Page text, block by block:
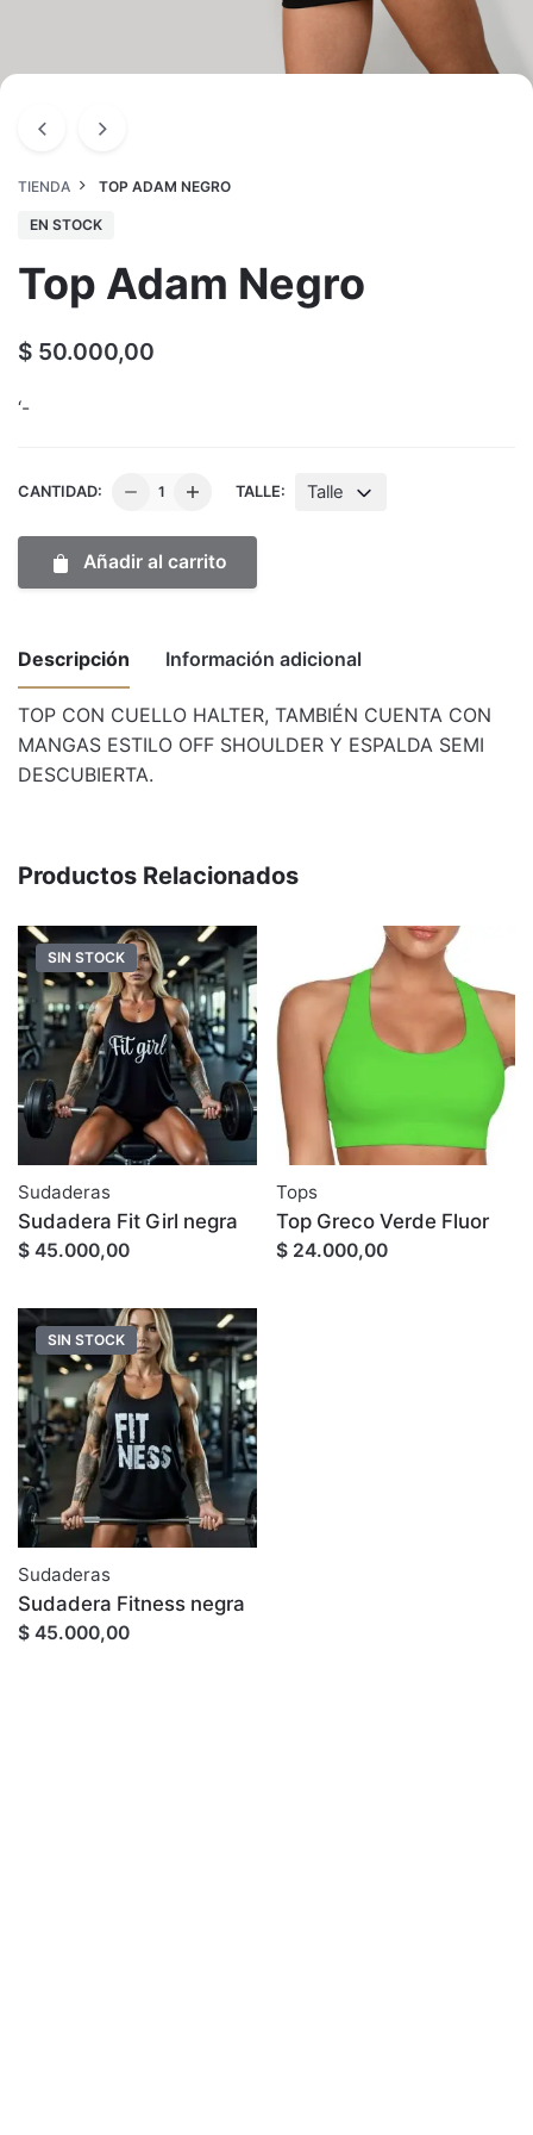
TIENDA TOP ADAM NEGRO
EN STOCK
Top Adam Negro
$ 50.000,00
‘-
CANTIDAD:
Top
cantidad
TALLE: Talle
Añadir al carrito
Descripción Información adicional
TOP CON CUELLO HALTER, TAMBIÉN CUENTA CON
MANGAS ESTILO OFF SHOULDER Y ESPALDA SEMI
DESCUBIERTA.
Weight 1 kg
Productos Relacionados
SIN STOCK
Sudaderas
Sudadera Fit Girl negra
$ 45.000,00
Tops
Top Greco Verde Fluor
$ 24.000,00
SIN STOCK
Sudaderas
Sudadera Fitness negra
$ 45.000,00